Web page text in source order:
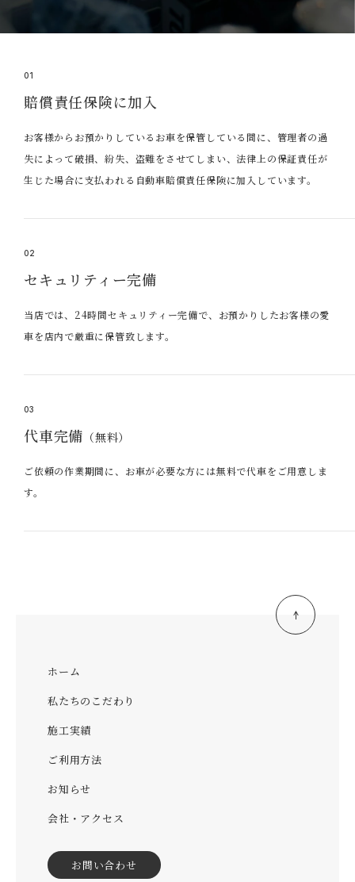
01
賠償責任保険に加入
お客様からお預かりしているお車を保管している間に、管理者の過
失によって破損、紛失、盗難をさせてしまい、法律上の保証責任が
生じた場合に支払われる自動車賠償責任保険に加入しています。
02
セキュリティー完備
当店では、24時間セキュリティー完備で、お預かりしたお客様の愛
車を店内で厳重に保管致します。
03
代車完備 （無料）
ご依頼の作業期間に、お車が必要な方には無料で代車をご用意しま
す。
ホーム
私たちのこだわり
施工実績
ご利用方法
お知らせ
会社・アクセス
お問い合わせ